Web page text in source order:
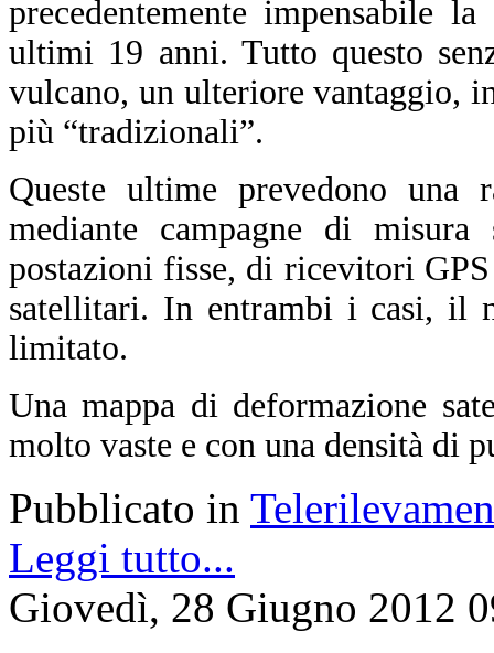
precedentemente impensabile
ultimi 19 anni. Tutto questo
vulcano, un ulteriore vantaggio,
più “tradizionali”.
Queste ultime prevedono una
mediante campagne di
postazioni fisse, di ricevitori
satellitari. In entrambi i casi, il
limitato.
Una mappa di deformazione
molto vaste e con una densità di
Pubblicato in
Leggi tutto...
Giovedì, 28 Giugno 2012